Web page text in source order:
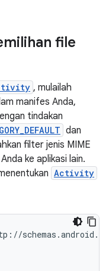
file
, mulailah
manifes Anda,
tindakan
dan
filter jenis MIME
ke aplikasi lain.
Activity